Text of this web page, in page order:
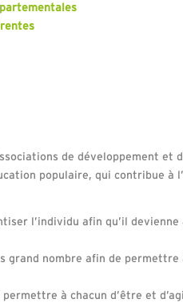
de développement et
populaire, qui contribue à
l’individu afin qu’il
grand nombre afin de permettre
à chacun d’être et